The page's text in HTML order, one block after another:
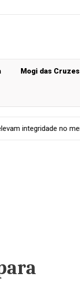
Mogi das Cruzes
mercado de carbono